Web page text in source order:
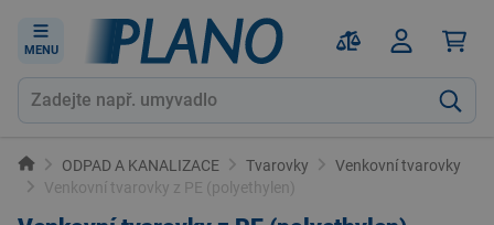
MENU
ODPAD A KANALIZACE Tvarovky
Venkovní tvarovky
Venkovní tvarovky z PE (polyethylen)